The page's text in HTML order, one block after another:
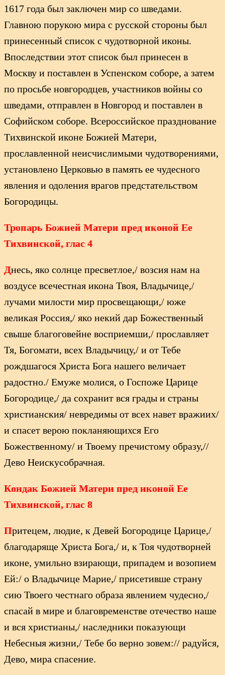
1617 года был заключен мир со шведами.
Главною порукою мира с русской стороны был
принесенный список с чудотворной иконы.
Впоследствии этот список был принесен в
Москву и поставлен в Успенском соборе, а затем
по просьбе новгородцев, участников войны со
шведами, отправлен в Новгород и поставлен в
Софийском соборе. Всероссийское празднование
Тихвинской иконе Божией Матери,
прославленной неисчислимыми чудотворениями,
установлено Церковью в память ее чудесного
явления и одоления врагов предстательством
Богородицы.
Тропарь Божией Матери пред иконой Ее
Тихвинской, глас 4
Днесь, яко солнце пресветлое,/ возсия нам на
воздусе всечестная икона Твоя, Владычице,/
лучами милости мир просвещающи,/ юже
великая Россия,/ яко некий дар Божественный
свыше благоговейне восприемши,/ прославляет
Тя, Богомати, всех Владычицу,/ и от Тебе
рождшагося Христа Бога нашего величает
радостно./ Емуже молися, о Госпоже Царице
Богородице,/ да сохранит вся грады и страны
христианския/ невредимы от всех навет вражиих/
и спасет верою покланяющихся Его
Божественному/ и Твоему пречистому образу,//
Дево Неискусобрачная.
Кондак Божией Матери пред иконой Ее
Тихвинской, глас 8
Притецем, людие, к Девей Богородице Царице,/
благодаряще Христа Бога,/ и, к Тоя чудотворней
иконе, умильно взирающи, припадем и возопием
Ей:/ о Владычице Марие,/ присетивше страну
сию Твоего честнаго образа явлением чудесно,/
спасай в мире и благовременстве отечество наше
и вся христианы,/ наследники показующи
Небесныя жизни,/ Тебе бо верно зовем:// радуйся,
Дево, мира спасение.